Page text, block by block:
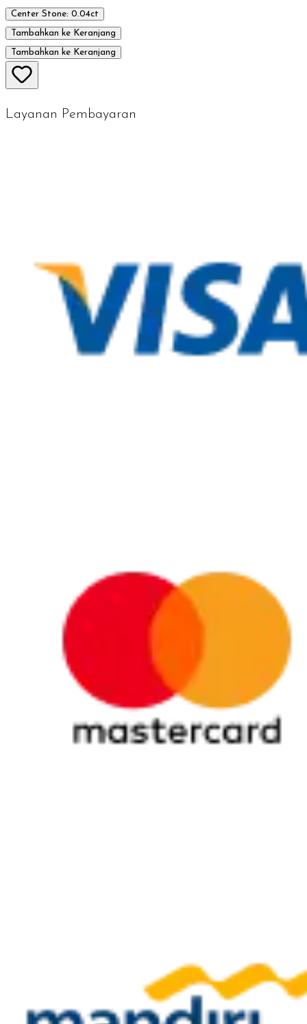
Center Stone: 0.04ct
Tambahkan ke Keranjang
Tambahkan ke Keranjang
Layanan Pembayaran